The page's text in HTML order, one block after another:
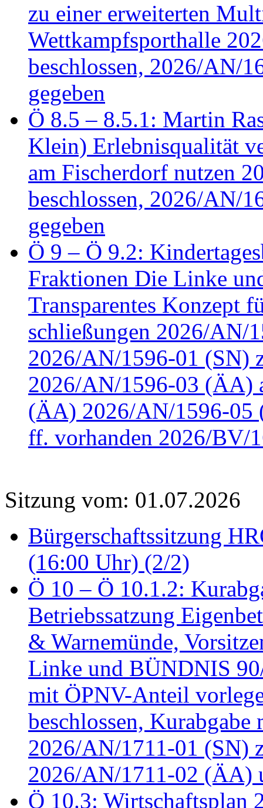
zu einer erweiterten
Wettkampfsporthalle
beschlossen, 2026/AN/
gegeben
Ö 8.5 – 8.5.1: Martin
Klein) Erlebnisqualität
am Fischerdorf nutzen
beschlossen, 2026/AN/
gegeben
Ö 9 – Ö 9.2:
Fraktionen Die Linke
Transparentes Konzept
schließungen 2026/AN/
2026/AN/1596-01 (SN)
2026/AN/1596-03 (ÄA)
(ÄA) 2026/AN/1596-05
ff. vorhanden 2026/BV/
Sitzung vom: 01.07.2026
Bürgerschaftssitzung
(16:00 Uhr) (2/2)
Ö 10 – Ö 10.1.2:
Betriebssatzung
& Warnemünde,
Linke und BÜNDNIS
mit ÖPNV-Anteil
beschlossen,
2026/AN/1711-01 (SN)
2026/AN/1711-02 (ÄA)
Ö 10.3: Wirtschaftsplan